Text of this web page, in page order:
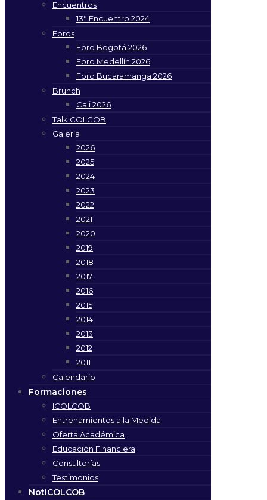
Encuentros
13° Encuentro 2024
Foros
Foro Bogotá 2026
Foro Medellín 2026
Foro Bucaramanga 2026
Brunch
Cali 2026
Talk COLCOB
Galería
2026
2025
2024
2023
2022
2021
2020
2019
2018
2017
2016
2015
2014
2013
2012
2011
Calendario
Formaciones
ICOLCOB
Entrenamientos a la Medida
Oferta Académica
Educación Financiera
Consultorías
Testimonios
NotiCOLCOB